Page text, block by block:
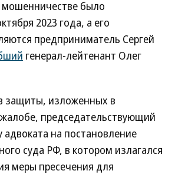
было
2023 года, а его
предприниматель Сергей
генерал-лейтенант Олег
защиты, изложенных в
председательствующий
адвоката на постановление
суда РФ, в котором излагался
меры пресечения для